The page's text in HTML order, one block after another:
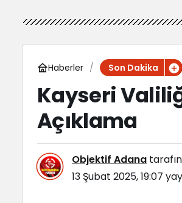
Haberler Son Dakika
Kayseri
Açıklama
Objektif Adana
13 Şubat 2025, 19:07